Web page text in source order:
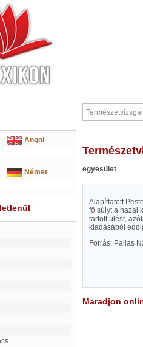
Angol
----
Német
----
egyesület
Alapíttatott
fő súlyt a hazai
tartott ülést,
kiadásából
Forrás: Pallas
Maradjon